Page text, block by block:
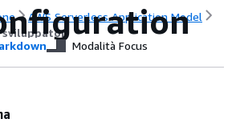
AWS Serverless Application Model
sviluppatori
Modalità Focus